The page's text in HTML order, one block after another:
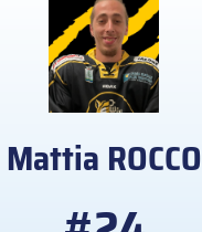
Mattia ROCCO